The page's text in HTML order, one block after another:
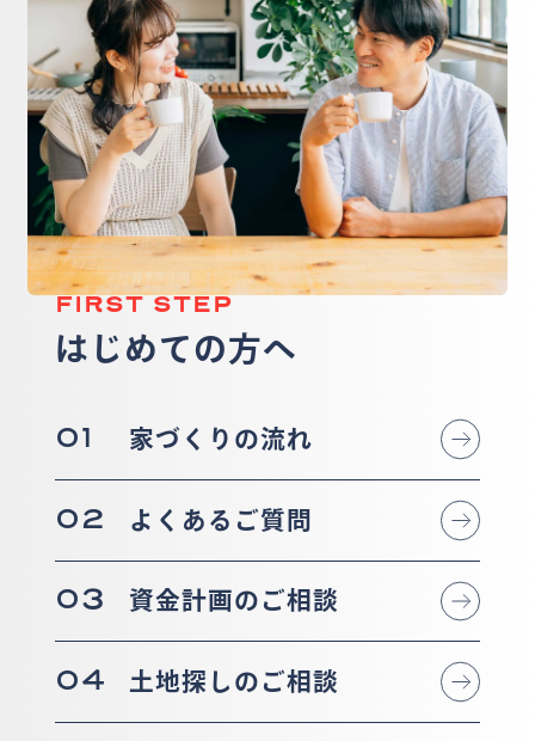
FIRST STEP
はじめての方へ
01 家づくりの流れ
02 よくあるご質問
03 資金計画のご相談
04 土地探しのご相談